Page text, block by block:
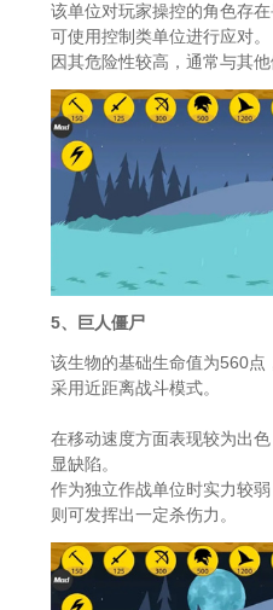
该单位对玩家操控的角色存
可使用控制类单位进行应对。
因其危险性较高，通常与其
5、巨人僵尸
该生物的基础生命值为560点
采用近距离战斗模式。
在移动速度方面表现较为出
显缺陷。
作为独立作战单位时实力较
则可发挥出一定杀伤力。